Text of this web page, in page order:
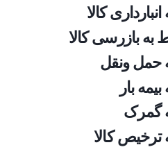
کالا
به بازرسی کالا
حمل ­ونقل
بار
گمرک
ترخیص کالا